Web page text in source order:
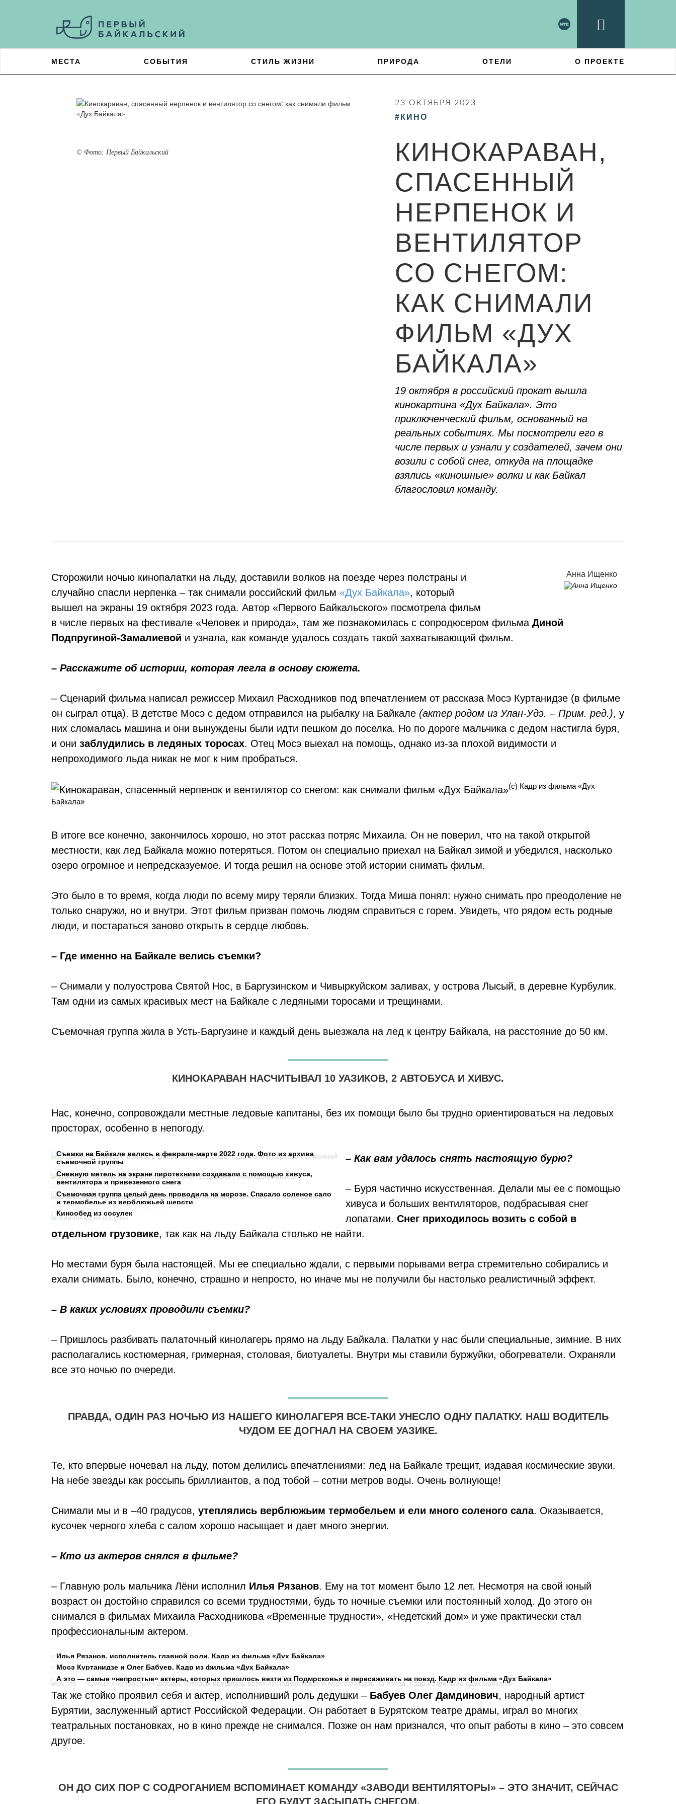
МЕСТА СОБЫТИЯ СТИЛЬ ЖИЗНИ ПРИРОДА ОТЕЛИ О ПРОЕКТЕ
© Фото: Первый Байкальский
23 ОКТЯБРЯ 2023
#КИНО
КИНОКАРАВАН,
СПАСЕННЫЙ
НЕРПЕНОК И
ВЕНТИЛЯТОР
СО СНЕГОМ:
КАК СНИМАЛИ
ФИЛЬМ «ДУХ
БАЙКАЛА»
19 октября в российский прокат вышла
кинокартина «Дух Байкала». Это
приключенческий фильм, основанный на
реальных событиях. Мы посмотрели его в
числе первых и узнали у создателей, зачем они
возили с собой снег, откуда на площадке
взялись «киношные» волки и как Байкал
благословил команду.
Анна Ищенко
Сторожили ночью кинопалатки на льду, доставили волков на поезде через полстраны и
случайно спасли нерпенка – так снимали российский фильм «Дух Байкала», который
вышел на экраны 19 октября 2023 года. Автор «Первого Байкальского» посмотрела фильм
в числе первых на фестивале «Человек и природа», там же познакомилась с сопродюсером фильма Диной
Подпругиной-Замалиевой и узнала, как команде удалось создать такой захватывающий фильм.
– Расскажите об истории, которая легла в основу сюжета.
– Сценарий фильма написал режиссер Михаил Расходников под впечатлением от рассказа Мосэ Куртанидзе (в фильме
он сыграл отца). В детстве Мосэ с дедом отправился на рыбалку на Байкале (актер родом из Улан-Удэ. – Прим. ред.), у
них сломалась машина и они вынуждены были идти пешком до поселка. Но по дороге мальчика с дедом настигла буря,
и они заблудились в ледяных торосах. Отец Мосэ выехал на помощь, однако из-за плохой видимости и
непроходимого льда никак не мог к ним пробраться.
(с) Кадр из фильма «Дух
Байкала»
В итоге все конечно, закончилось хорошо, но этот рассказ потряс Михаила. Он не поверил, что на такой открытой
местности, как лед Байкала можно потеряться. Потом он специально приехал на Байкал зимой и убедился, насколько
озеро огромное и непредсказуемое. И тогда решил на основе этой истории снимать фильм.
Это было в то время, когда люди по всему миру теряли близких. Тогда Миша понял: нужно снимать про преодоление не
только снаружи, но и внутри. Этот фильм призван помочь людям справиться с горем. Увидеть, что рядом есть родные
люди, и постараться заново открыть в сердце любовь.
– Где именно на Байкале велись съемки?
– Снимали у полуострова Святой Нос, в Баргузинском и Чивыркуйском заливах, у острова Лысый, в деревне Курбулик.
Там одни из самых красивых мест на Байкале с ледяными торосами и трещинами.
Съемочная группа жила в Усть-Баргузине и каждый день выезжала на лед к центру Байкала, на расстояние до 50 км.
КИНОКАРАВАН НАСЧИТЫВАЛ 10 УАЗИКОВ, 2 АВТОБУСА И ХИВУС.
Нас, конечно, сопровождали местные ледовые капитаны, без их помощи было бы трудно ориентироваться на ледовых
просторах, особенно в непогоду.
Съемки на Байкале велись в феврале-марте 2022 года. Фото из архива
съемочной группы
Снежную метель на экране пиротехники создавали с помощью хивуса,
вентилятора и привезенного снега
Съемочная группа целый день проводила на морозе. Спасало соленое сало
и термобелье из верблюжьей шерсти
Кинообед из сосулек
– Как вам удалось снять настоящую бурю?
– Буря частично искусственная. Делали мы ее с помощью
хивуса и больших вентиляторов, подбрасывая снег
лопатами. Снег приходилось возить с собой в
отдельном грузовике, так как на льду Байкала столько не найти.
Но местами буря была настоящей. Мы ее специально ждали, с первыми порывами ветра стремительно собирались и
ехали снимать. Было, конечно, страшно и непросто, но иначе мы не получили бы настолько реалистичный эффект.
– В каких условиях проводили съемки?
– Пришлось разбивать палаточный кинолагерь прямо на льду Байкала. Палатки у нас были специальные, зимние. В них
располагались костюмерная, гримерная, столовая, биотуалеты. Внутри мы ставили буржуйки, обогреватели. Охраняли
все это ночью по очереди.
ПРАВДА, ОДИН РАЗ НОЧЬЮ ИЗ НАШЕГО КИНОЛАГЕРЯ ВСЕ-ТАКИ УНЕСЛО ОДНУ ПАЛАТКУ. НАШ ВОДИТЕЛЬ
ЧУДОМ ЕЕ ДОГНАЛ НА СВОЕМ УАЗИКЕ.
Те, кто впервые ночевал на льду, потом делились впечатлениями: лед на Байкале трещит, издавая космические звуки.
На небе звезды как россыпь бриллиантов, а под тобой – сотни метров воды. Очень волнующе!
Снимали мы и в –40 градусов, утеплялись верблюжьим термобельем и ели много соленого сала. Оказывается,
кусочек черного хлеба с салом хорошо насыщает и дает много энергии.
– Кто из актеров снялся в фильме?
– Главную роль мальчика Лёни исполнил Илья Рязанов. Ему на тот момент было 12 лет. Несмотря на свой юный
возраст он достойно справился со всеми трудностями, будь то ночные съемки или постоянный холод. До этого он
снимался в фильмах Михаила Расходникова «Временные трудности», «Недетский дом» и уже практически стал
профессиональным актером.
Илья Рязанов, исполнитель главной роли. Кадр из фильма «Дух Байкала»
Мосэ Куртанидзе и Олег Бабуев. Кадр из фильма «Дух Байкала»
А это — самые «непростые» актеры, которых пришлось везти из Подмрсковья и пересаживать на поезд. Кадр из фильма «Дух Байкала»
Так же стойко проявил себя и актер, исполнивший роль дедушки – Бабуев Олег Дамдинович, народный артист
Бурятии, заслуженный артист Российской Федерации. Он работает в Бурятском театре драмы, играл во многих
театральных постановках, но в кино прежде не снимался. Позже он нам признался, что опыт работы в кино – это совсем
другое.
ОН ДО СИХ ПОР С СОДРОГАНИЕМ ВСПОМИНАЕТ КОМАНДУ «ЗАВОДИ ВЕНТИЛЯТОРЫ» – ЭТО ЗНАЧИТ, СЕЙЧАС
ЕГО БУДУТ ЗАСЫПАТЬ СНЕГОМ.